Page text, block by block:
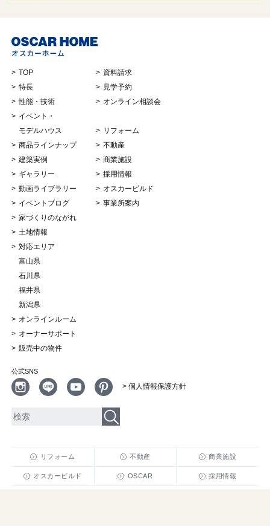
TOP
特長
性能・技術
イベント・
モデルハウス
商品ラインナップ
建築実例
ギャラリー
動画ライブラリー
イベントブログ
家づくりのながれ
土地情報
対応エリア
富山県
石川県
福井県
新潟県
オンラインルーム
オーナーサポート
販売中の物件
資料請求
見学予約
オンライン相談会
リフォーム
不動産
商業施設
採用情報
オスカービルド
事業所案内
公式SNS
> 個人情報保護方針
リフォーム 不動産 商業施設
オスカービルド OSCAR 採用情報